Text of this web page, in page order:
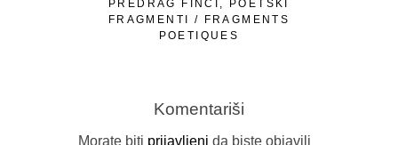
PREDRAG FINCI, POETSKI
FRAGMENTI / FRAGMENTS
POETIQUES
Komentariši
Morate biti prijavljeni da biste objavili